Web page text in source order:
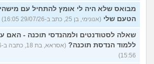
מבואס שלא היה לי אומץ להתחיל עם
הטעם שלי (אנונימי, בן 25, כתב ב-29/07/26 16:05)
שאלה לסטודנטים ולמהנדסי תוכנה - האם
ללמוד הנדסת תוכנה?
15:56)